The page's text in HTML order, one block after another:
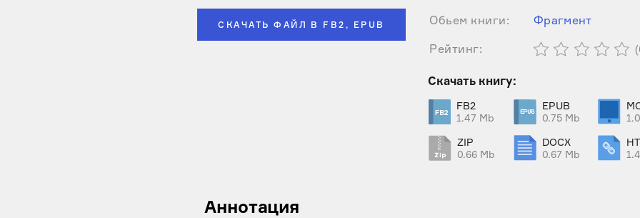
СКАЧАТЬ ФАЙЛ В FB2, EPUB
Обьем книги:
Фрагмент
Рейтинг:
Cкачать книгу:
FB2
1.47 Mb
EPUB
0.75 Mb
ZIP
0.66 Mb
DOCX
0.67 Mb
Аннотация